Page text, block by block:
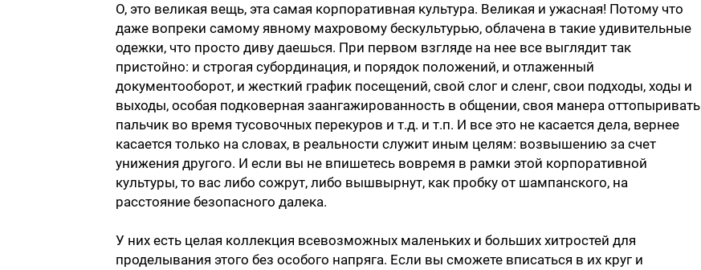
О, это великая вещь, эта самая корпоративная культура. Великая и ужасная! Потому что
даже вопреки самому явному махровому бескультурью, облачена в такие удивительные
одежки, что просто диву даешься. При первом взгляде на нее все выглядит так
пристойно: и строгая субординация, и порядок положений, и отлаженный
документооборот, и жесткий график посещений, свой слог и сленг, свои подходы, ходы и
выходы, особая подковерная заангажированность в общении, своя манера оттопыривать
пальчик во время тусовочных перекуров и т.д. и т.п. И все это не касается дела, вернее
касается только на словах, в реальности служит иным целям: возвышению за счет
унижения другого. И если вы не впишетесь вовремя в рамки этой корпоративной
культуры, то вас либо сожрут, либо вышвырнут, как пробку от шампанского, на
расстояние безопасного далека.
У них есть целая коллекция всевозможных маленьких и больших хитростей для
проделывания этого без особого напряга. Если вы сможете вписаться в их круг и